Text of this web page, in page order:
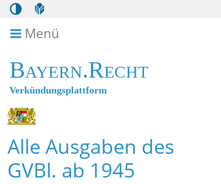
Menü
Bayern.Recht
Verkündungsplattform
Alle Ausgaben des
GVBl. ab 1945